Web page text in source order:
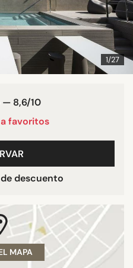
1/27
— 8,6/10
favoritos
descuento
MAPA